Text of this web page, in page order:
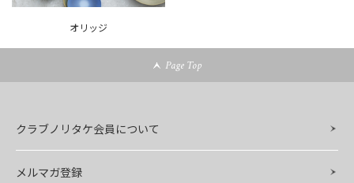
オリッジ
Page Top
クラブノリタケ会員について
メルマガ登録